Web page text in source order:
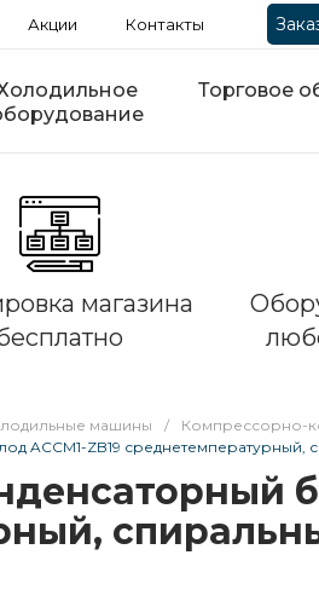
Акции Контакты
Торговое
магазина
машины / Компрессорно-
ACCM1-ZB19 среднетемпературный,